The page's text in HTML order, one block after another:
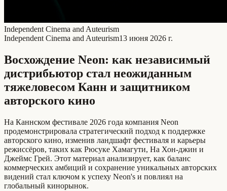
Independent Cinema and Auteurism
Independent Cinema and Auteurism13 июня 2026 г.
Восхождение Neon: как независимый
дистрибьютор стал неожиданным
тяжеловесом Канн и защитником
авторского кино
На Каннском фестивале 2026 года компания Neon
продемонстрировала стратегический подход к поддержке
авторского кино, изменив ландшафт фестиваля и карьеры
режиссёров, таких как Рюсуке Хамагути, На Хон-джин и
Джеймс Грей. Этот материал анализирует, как баланс
коммерческих амбиций и сохранение уникальных авторских
видений стал ключом к успеху Neon's и повлиял на
глобальный кинорынок.